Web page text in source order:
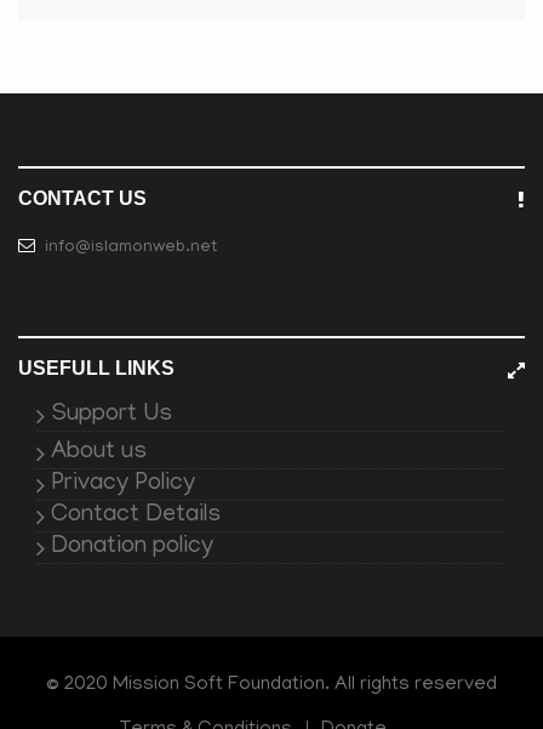
CONTACT US
info@islamonweb.net
USEFULL LINKS
Support Us
About us
Privacy Policy
Contact Details
Donation policy
© 2020 Mission Soft Foundation. All rights reserved